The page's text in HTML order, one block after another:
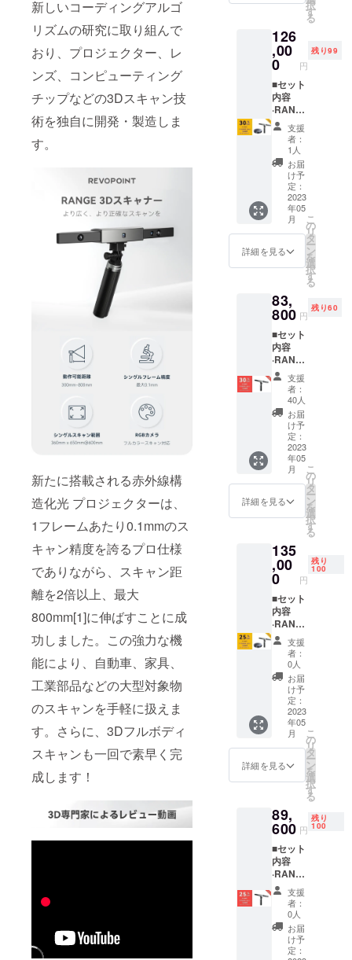
新しいコーディングアルゴ
リズムの研究に取り組んで
おり、プロジェクター、レ
ンズ、コンピューティング
チップなどの3Dスキャン技
術を独自に開発・製造しま
す。
新たに搭載される赤外線構
造化光 プロジェクターは、
1フレームあたり0.1mmのス
キャン精度を誇るプロ仕様
でありながら、スキャン距
離を2倍以上、最大
800mm[1]に伸ばすことに成
功しました。この強力な機
能により、自動車、家具、
工業部品などの大型対象物
のスキャンを手軽に扱えま
す。さらに、3Dフルボディ
スキャンも一回で素早く完
成します！
てきたハー
ドウェアデ
バイスと3D
イメージン
グ技術を統
合し、皆様
に最高の製
品をお届け
いたしま
リース
キット
x1
·Type-C
アダプ
ターx1
·USB
ケーブ
ル
（Micro
-B to
Type-
A）x1 ·
検査証
明書x1 ·
バッテ
リーハ
ンドル
x1 ·三脚
in-1
USB
ケーブ
ルx1 ·
マー
カーx1 ·
粘着
タック
x1 ·吸光
シート
択
す
る
126
,00
0 円
残り99
■セット
内容
·RANG
E 3Dス
キャ
ナーx1 ·
大型
ターン
テーブ
ルx1 ■
付属品 ·
スマー
トフォ
ンホル
ダーx1 ·
リース
キット
x1
·Type-C
アダプ
ターx1
·USB
ケーブ
（Micro
-B to
Type-
A）x1 ·
検査証
明書x1 ·
バッテ
リーハ
x1 ·三脚
ドx1 ·2-
in-1
USB
ケーブ
ルx1 ·
マー
カーx1 ·
粘着
タック
x1 ·吸光
シート
支援
者：
1人
お届
け予
定：
2023
年05
月
詳細を見る
こ
の
リ
タ
ー
ン
を
選
択
す
る
83,
800 円
残り60
■セット
内容
·RANG
E 3Dス
キャ
ナーx1
■付属品
·スマー
トフォ
ンホル
ダーx1 ·
クイッ
クリ
リース
キット
アダプ
ターx1
·USB
ケーブ
ル
（Micro
-B to
Type-
A）x1 ·
検査証
明書x1 ·
バッテ
リーハ
ンドル
x1 ·三脚
スタン
ドx1 ·2-
in-1
USB
マー
カーx1 ·
粘着
タック
x1 ·吸光
シート
x1
支援
者：
40人
お届
け予
定：
2023
年05
月
詳細を見る
こ
の
リ
タ
ー
ン
を
選
択
す
る
135
,00
0 円
残り
100
■セット
内容
·RANG
E 3Dス
キャ
ナーx1 ·
大型
ターン
テーブ
ルx1 ■
付属品 ·
スマー
トフォ
ンホル
ダーx1 ·
リース
キット
x1
·Type-C
アダプ
ターx1
·USB
ケーブ
（Micro
-B to
Type-
支援
者：
0人
お届
け予
定：
2023
年05
月
詳細を見る
こ
の
リ
タ
ー
ン
を
選
択
す
る
89,
600 円
残り
100
■セット
内容
·RANG
E 3Dス
キャ
ナーx1
■付属品
·スマー
トフォ
支援
者：
0人
お届
け予
定：